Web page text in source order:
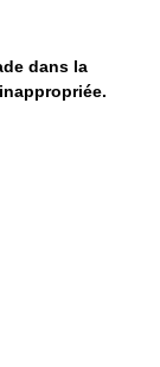
dans la